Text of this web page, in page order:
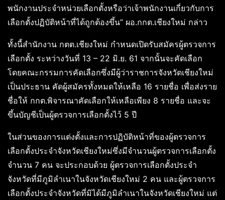
พนักงานประจำหน่วยเลือกตั้งหรือว่าเจ้าพนักงานเกี่ยวกับการ
เลือกตั้งปฏิบัติหน้าที่ได้ถูกต้องขึ้น” ผอ.กกต.เชียงใหม่ กล่าว
ทั้งนี้สำนักงาน กตต.เชียงใหม่ กำหนดเปิดรับสมัครผู้ตรวจการ
เลือกตั้ง ระหว่างวันที่ 13 – 22 มิ.ย. 61 จากนั้นจะคัดเลือก
โดยคณะกรรมการคัดเลือกซึ่งมีผู้ว่าราชการจังหวัดเชียงใหม่
เป็นประธาน คัดผู้สมัครทั้งหมดให้เหลือ 16 รายชื่อ เพื่อส่งราย
ชื่อให้ กกต.พิจารณาคัดเลือกให้เหลือเพียง 8 รายชื่อ และจะ
ขึ้นบัญชีเป็นผู้ตรวจการเลือกตั้งไว้ 5 ปี
ในส่วนของการแต่งตั้งและการปฏิบัติหน้าที่ของผู้ตรวจการ
เลือกตั้งประจำจังหวัดเชียงใหม่ซึ่งมีจำนวนผู้ตรวจการเลือกตั้ง
จำนวน 7 คน จะประกอบด้วย ผู้ตรวจการเลือกตั้งประจำ
จังหวัดที่มีภูมิลำเนาในจังหวัดเชียงใหม่ 2 คน และผู้ตรวจการ
เลือกตั้งประจำจังหวัดที่มิได้มีภูมิลำเนาในจังหวัดเชียงใหม่ แต่